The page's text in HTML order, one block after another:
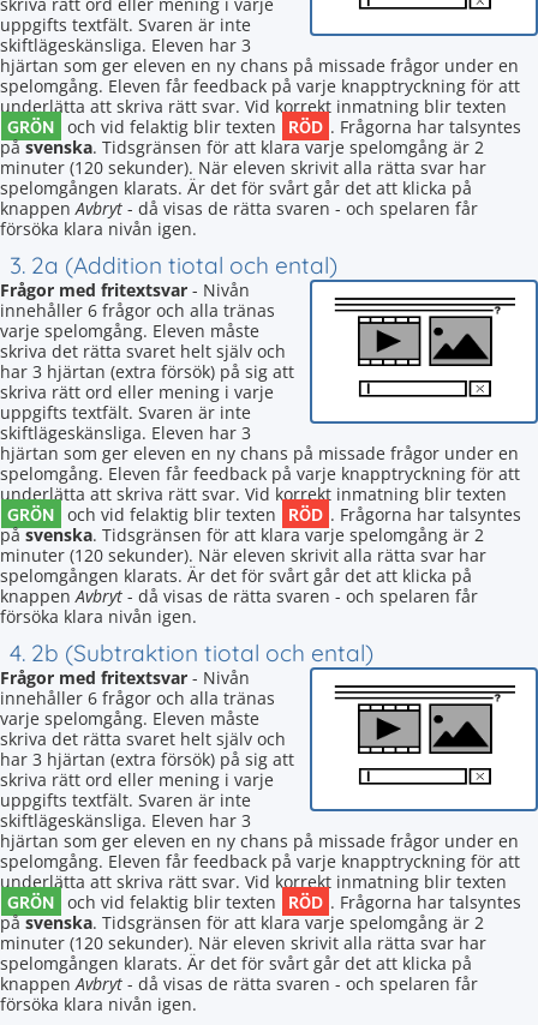
uppgifts textfält. Svaren är inte
skiftlägeskänsliga. Eleven har 3
hjärtan som ger eleven en ny chans på missade frågor under en
spelomgång. Eleven får feedback på varje knapptryckning för att
underlätta att skriva rätt svar. Vid korrekt inmatning blir texten
GRÖN och vid felaktig blir texten RÖD . Frågorna har talsyntes
påsvenska. Tidsgränsen för att klara varje spelomgång är 2
minuter (120 sekunder). När eleven skrivit alla rätta svar har
spelomgången klarats. Är det för svårt går det att klicka på
knappenAvbryt - då visas de rätta svaren - och spelaren får
försöka klara nivån igen.
3. 2a (Addition tiotal och ental)
Frågor med fritextsvar - Nivån
innehåller 6 frågor och alla tränas
varje spelomgång. Eleven måste
skriva det rätta svaret helt själv och
har 3 hjärtan (extra försök) på sig att
skriva rätt ord eller mening i varje
uppgifts textfält. Svaren är inte
skiftlägeskänsliga. Eleven har 3
hjärtan som ger eleven en ny chans på missade frågor under en
spelomgång. Eleven får feedback på varje knapptryckning för att
underlätta att skriva rätt svar. Vid korrekt inmatning blir texten
GRÖN och vid felaktig blir texten RÖD . Frågorna har talsyntes
påsvenska. Tidsgränsen för att klara varje spelomgång är 2
minuter (120 sekunder). När eleven skrivit alla rätta svar har
spelomgången klarats. Är det för svårt går det att klicka på
knappenAvbryt - då visas de rätta svaren - och spelaren får
försöka klara nivån igen.
4. 2b (Subtraktion tiotal och ental)
Frågor med fritextsvar - Nivån
innehåller 6 frågor och alla tränas
varje spelomgång. Eleven måste
skriva det rätta svaret helt själv och
har 3 hjärtan (extra försök) på sig att
skriva rätt ord eller mening i varje
uppgifts textfält. Svaren är inte
skiftlägeskänsliga. Eleven har 3
hjärtan som ger eleven en ny chans på missade frågor under en
spelomgång. Eleven får feedback på varje knapptryckning för att
underlätta att skriva rätt svar. Vid korrekt inmatning blir texten
GRÖN och vid felaktig blir texten RÖD . Frågorna har talsyntes
påsvenska. Tidsgränsen för att klara varje spelomgång är 2
minuter (120 sekunder). När eleven skrivit alla rätta svar har
spelomgången klarats. Är det för svårt går det att klicka på
knappenAvbryt - då visas de rätta svaren - och spelaren får
försöka klara nivån igen.